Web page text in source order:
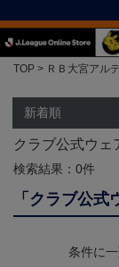
TOP ＲＢ大宮アル
クラブ公式ウェ
検索結果：0件
「クラブ公
条件に